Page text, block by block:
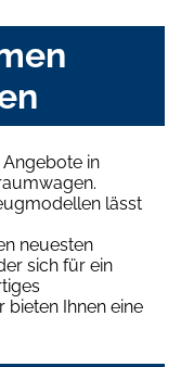
Angebote in
lässt
neuesten
sich für ein
bieten Ihnen eine